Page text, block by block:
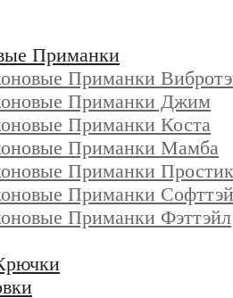
Приманки
Приманки
Приманки Джим
Приманки Коста
Приманки Мамба
Приманки Простик
Приманки
Приманки Фэттэйл